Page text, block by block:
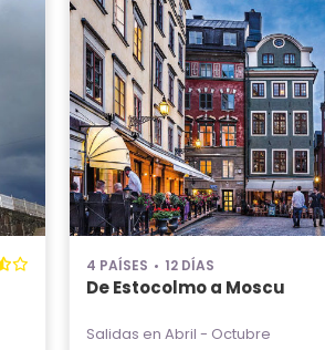
4 PAÍSES 12 DÍAS
De Estocolmo a Moscu
Salidas en Abril - Octubre